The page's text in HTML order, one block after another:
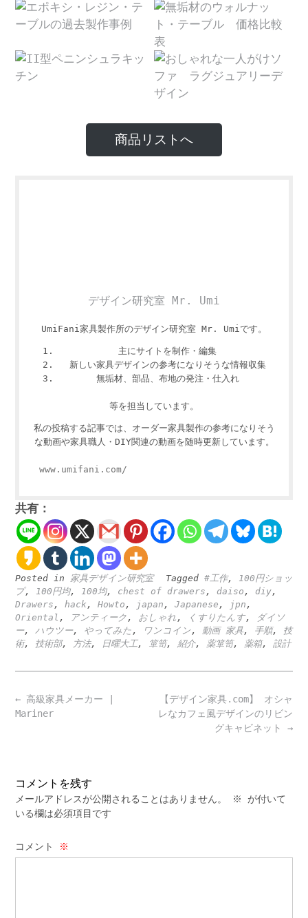
商品リストへ
デザイン研究室 Mr. Umi
UmiFani家具製作所のデザイン研究室 Mr. Umiです。
主にサイトを制作・編集
新しい家具デザインの参考になりそうな情報収集
無垢材、部品、布地の発注・仕入れ
等を担当しています。
私の投稿する記事では、オーダー家具製作の参考になりそう
な動画や家具職人・DIY関連の動画を随時更新しています。
www.umifani.com/
共有：
Posted in 家具デザイン研究室 Tagged #工作,
100円ショッ
プ, 100円均, 100均, chest of drawers , daiso , diy,
Drawers , hack , Howto , japan , Japanese , jpn ,
Oriental , アンティーク , おしゃれ , くすりたんす,
ダイソ
ー, ハウツー, やってみた , ワンコイン, 動画 家具, 手順, 技
術, 技術部, 方法, 日曜大工, 箪笥, 紹介, 薬箪笥, 薬箱, 設計
Post
navigation
【デザイン家具.com】 オシャ
レなカフェ風デザインのリビン
グキャビネット →
← 高級家具メーカー |
Mariner
コメントを残す
メールアドレスが公開されることはありません。 ※
が付いて
いる欄は必須項目です
コメント ※